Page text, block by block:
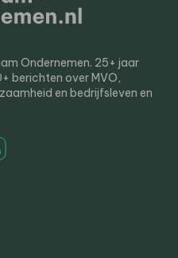
Ondernemen. 25+ jaar
berichten over MVO,
en bedrijfsleven en